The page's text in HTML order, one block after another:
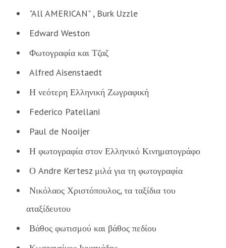
"All AMERICAN" , Burk Uzzle
Edward Weston
Φωτογραφία και Τζαζ
Alfred Aisenstaedt
Η νεότερη Ελληνική Ζωγραφική
Federico Patellani
Paul de Nooijer
Η φωτογραφία στον Ελληνικό Κινηματογράφο
Ο Andre Kertesz μιλά για τη φωτογραφία
Νικόλαος Χριστόπουλος, τα ταξίδια του
αταξίδευτου
Βάθος φωτισμού και βάθος πεδίου